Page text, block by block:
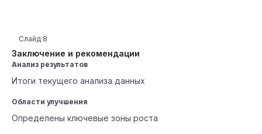
Заключение и рекомендации
Слайд 8
Анализ результатов
Итоги текущего анализа данных
Области улучшения
Определены ключевые зоны роста